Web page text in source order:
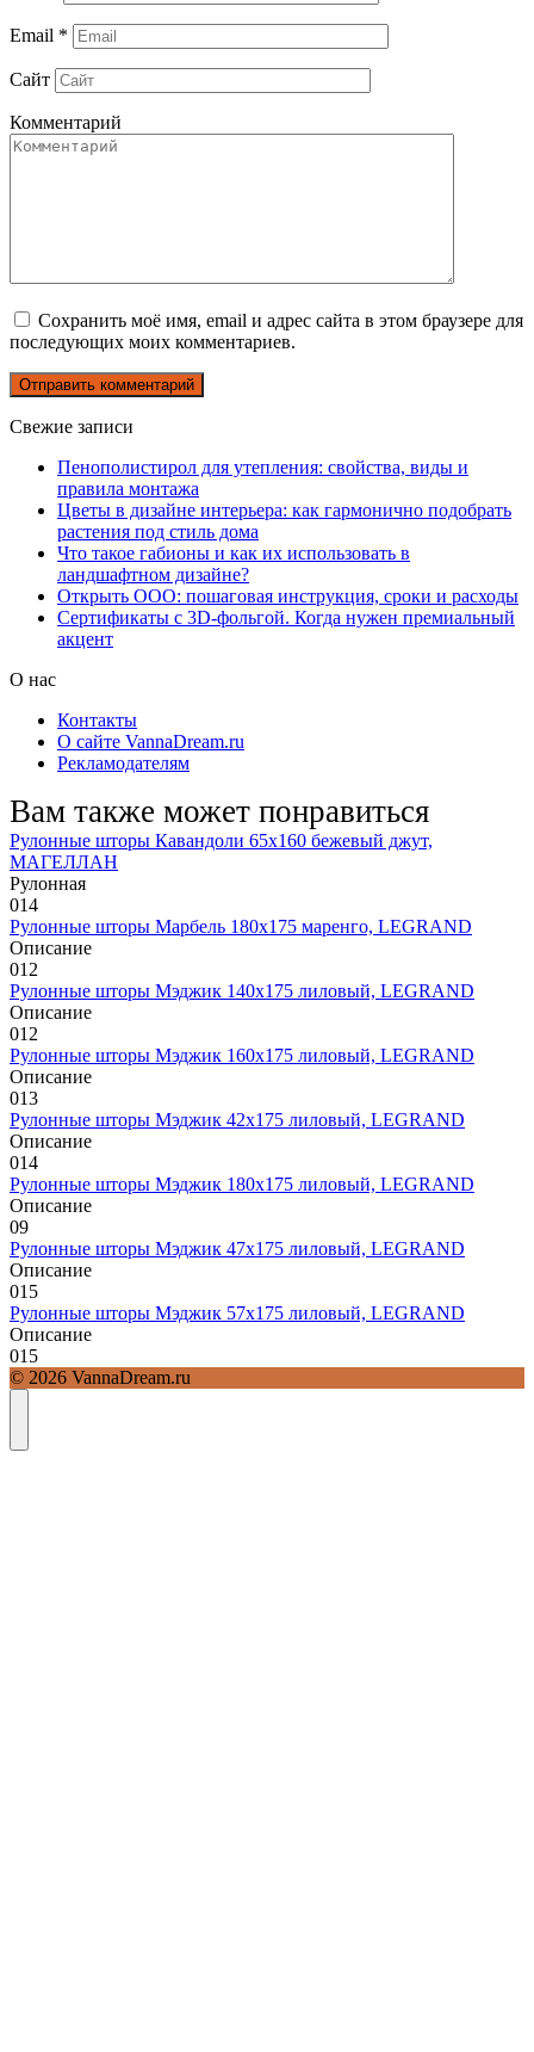
Email *
Сайт
Комментарий
Сохранить моё имя, email и адрес сайта в этом браузере для
последующих моих комментариев.
Свежие записи
Пенополистирол для утепления: свойства, виды и
правила монтажа
Цветы в дизайне интерьера: как гармонично подобрать
растения под стиль дома
Что такое габионы и как их использовать в
ландшафтном дизайне?
Открыть ООО: пошаговая инструкция, сроки и расходы
Сертификаты с 3D-фольгой. Когда нужен премиальный
акцент
О нас
Контакты
О сайте VannaDream.ru
Рекламодателям
Вам также может понравиться
Рулонные шторы Кавандоли 65х160 бежевый джут,
МАГЕЛЛАН
Рулонная
014
Рулонные шторы Марбель 180х175 маренго, LEGRAND
Описание
012
Рулонные шторы Мэджик 140х175 лиловый, LEGRAND
Описание
012
Рулонные шторы Мэджик 160х175 лиловый, LEGRAND
Описание
013
Рулонные шторы Мэджик 42х175 лиловый, LEGRAND
Описание
014
Рулонные шторы Мэджик 180х175 лиловый, LEGRAND
Описание
09
Рулонные шторы Мэджик 47х175 лиловый, LEGRAND
Описание
015
Рулонные шторы Мэджик 57х175 лиловый, LEGRAND
Описание
015
© 2026 VannaDream.ru